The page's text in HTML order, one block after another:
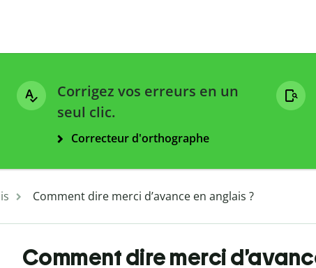
Corrigez vos erreurs en un
seul clic.
Correcteur d'orthographe
Comment dire merci d’avance en anglais ?
Comment dire merci